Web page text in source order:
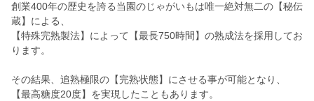
創業400年の歴史を誇る当園のじゃがいもは唯一絶対無二の【秘伝
蔵】による、
【特殊完熟製法】によって【最長750時間】の熟成法を採用してお
ります。
その結果、追熟極限の【完熟状態】にさせる事が可能となり、
【最高糖度20度】を実現したこともあります。